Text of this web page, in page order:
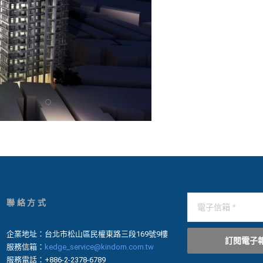
聯絡方式
企業地址：台北市松山區民權東路三段169號9樓
服務信箱： kedge_service@kindom.com.tw
服務電話：+886-2-2378-6789
訂閱電子